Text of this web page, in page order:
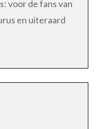
voor de fans van
en uiteraard